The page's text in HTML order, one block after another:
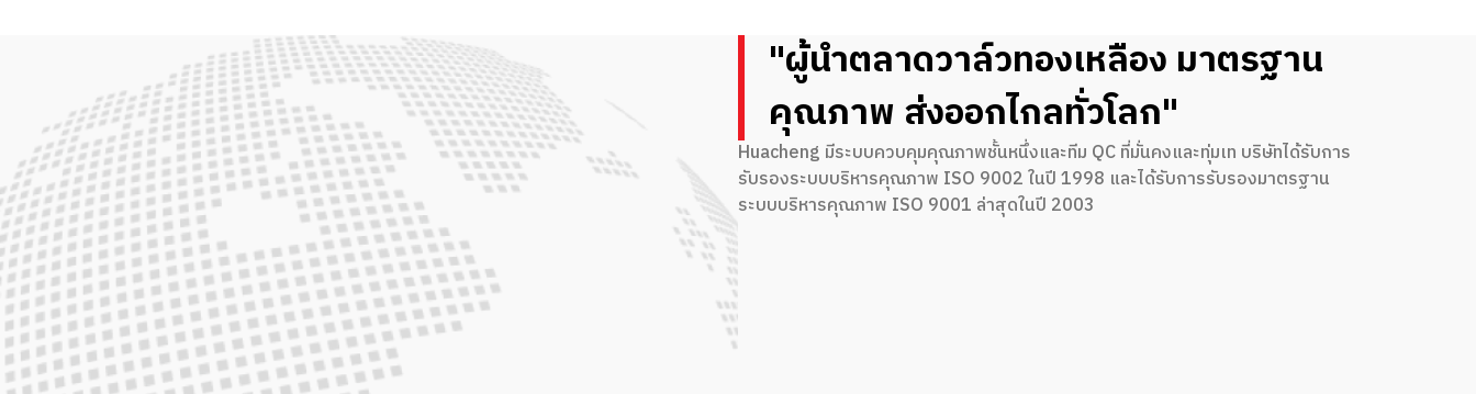
"ผู้นำตลาดวาล์วทองเหลือง มาตรฐาน
คุณภาพ ส่งออกไกลทั่วโลก"
Huacheng มีระบบควบคุมคุณภาพชั้นหนึ่งและทีม QC ที่มั่นคงและทุ่มเท บริษัทได้รับการ
รับรองระบบบริหารคุณภาพ ISO 9002 ในปี 1998 และได้รับการรับรองมาตรฐาน
ระบบบริหารคุณภาพ ISO 9001 ล่าสุดในปี 2003